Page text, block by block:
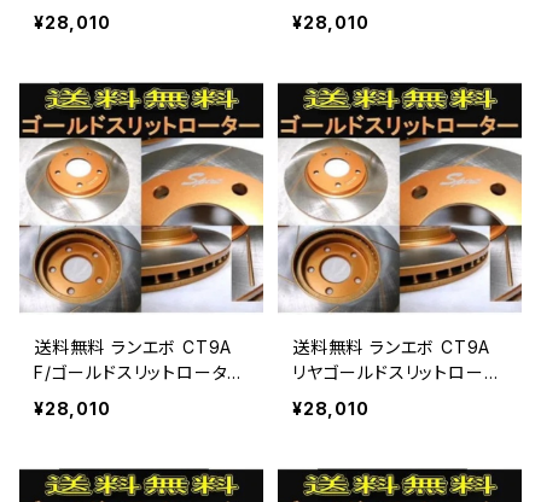
＆パッド FBK SPIRITスポー
ツパッド
¥28,010
＆パッド FBK SPIRITスポー
ツパッド
¥28,010
送料無料 ランエボ CT9A
F/ゴールドスリットローター
＆ストリートパッド FBK SPI
RITスポーツパッド
¥28,010
送料無料 ランエボ CT9A
リヤゴールドスリットロータ
ー＆ストリートパッド FBK S
PIRITスポーツパッド
¥28,010